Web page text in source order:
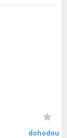
dohodou